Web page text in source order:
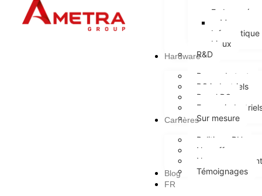
Embarquée
Informatique
Linux
R&D
Hardware
Bancs de test
PC industriels
Panel PC
Ecrans
Sur mesure
Carrières
Politique RH
Nos offres
Nos
Témoignages
Blog
FR